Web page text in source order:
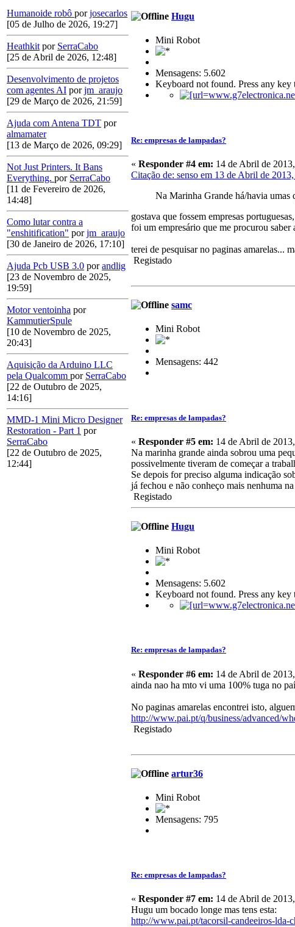
Humanoide robô porjosecarlos
[05 de Julho de 2026, 19:27]
Heathkit por SerraCabo
[25 de Abril de 2026, 12:48]
Desenvolvimento de projetos
com agentes AI porjm_araujo
[29 de Março de 2026, 21:59]
Ajuda com Antena TDT por
almamater
[13 de Março de 2026, 09:29]
Not Just Printers. It Bans
Everything. por SerraCabo
[11 de Fevereiro de 2026,
14:48]
Como lutar contra a
"enshitification" porjm_araujo
[30 de Janeiro de 2026, 17:10]
Ajuda Pcb USB 3.0 porandlig
[23 de Novembro de 2025,
19:59]
Motor ventoinha por
KammutierSpule
[10 de Novembro de 2025,
20:43]
Aquisição da Arduino LLC
pela Qualcomm por SerraCabo
[22 de Outubro de 2025,
14:16]
MMD-1 Mini Micro Designer
Restoration - Part 1 por
SerraCabo
[22 de Outubro de 2025,
12:44]
Hugu
Mini Robot
Mensagens: 5.602
Keyboard not found. Press any key
Re: empresas de lampadas?
« Responder #4 em: 14 de Abril de
Citação de: senso em 13 de Abril de
Na Marinha Grande há/havia umas
gostava que fossem empresas
foi um empresário que me procurou saber
terei de pesquisar no paginas amarelas...
Registado
samc
Mini Robot
Mensagens: 442
Re: empresas de lampadas?
« Responder #5 em: 14 de Abril de
Na marinha grande ainda sobrou uma
possivelmente tiveram de começar a
Se depois for preciso alguma indicação
já fechou e não conheço mais nenhuma
Registado
Hugu
Mini Robot
Mensagens: 5.602
Keyboard not found. Press any key
Re: empresas de lampadas?
« Responder #6 em: 14 de Abril de
ainda nao ha mto vi uma 100% tuga no
No paginas amarelas encontrei isto,
http://www.pai.pt/q/business/advanced/
Registado
artur36
Mini Robot
Mensagens: 795
Re: empresas de lampadas?
« Responder #7 em: 14 de Abril de
Hugu um bocado longe mas tens esta:
http://www.pai.pt/tacorsil-candeeiros-lda-